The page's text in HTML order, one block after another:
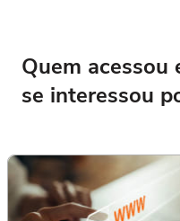
Quem acessou
se interessou